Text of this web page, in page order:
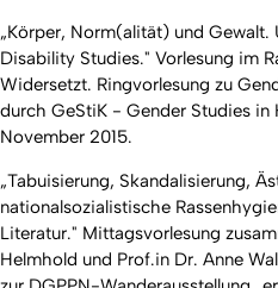
„Körper, Norm(alität) und Gewalt.
Disability Studies." Vorlesung im
Widersetzt. Ringvorlesung zu
durch GeStiK - Gender Studies in
November 2015.
„Tabuisierung, Skandalisierung,
nationalsozialistische
Literatur." Mittagsvorlesung
Helmhold und Prof.in Dr. Anne